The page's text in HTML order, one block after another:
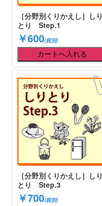
［分野別くりかえし］しり
とり Step.1
￥600(税別)
［分野別くりかえし］しり
とり Step.3
￥700(税別)